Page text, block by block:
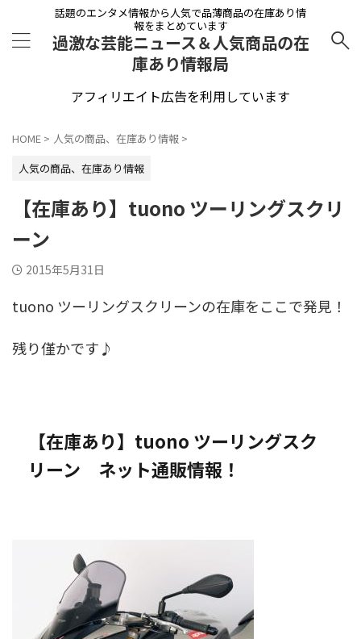
話題のエンタメ情報から人気で品薄商品の在庫あり情
報をまとめています
過激な芸能ニュース＆人気商品の在
庫あり情報局
アフィリエイト広告を利用しています
HOME > 人気の商品、在庫あり情報 >
人気の商品、在庫あり情報
【在庫あり】tuono ツーリングスクリ
ーン
2015年5月31日
tuono ツーリングスクリーンの在庫をここで発見！
残り僅かです♪
【在庫あり】tuono ツーリングスク
リーン ネット通販情報！